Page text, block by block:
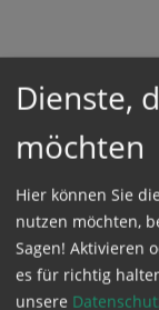
Diese
loggen Sie
Produkt
Dienste,
möchten
Hier können Sie
nutzen möchten,
Sagen! Aktivieren
es für richtig
unsere